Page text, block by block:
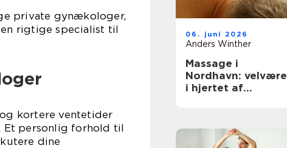
private gynækologer,
rigtige specialist til
kortere ventetider
Et personlig forhold til
dine
06. juni 2026
Anders Winther
Massage i
Nordhavn: velvære
i hjertet af